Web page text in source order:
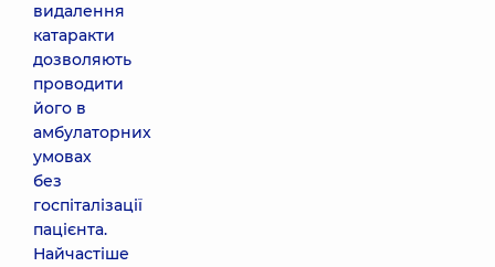
видалення
катаракти
дозволяють
проводити
його в
амбулаторних
умовах
без
госпіталізації
пацієнта.
Найчастіше